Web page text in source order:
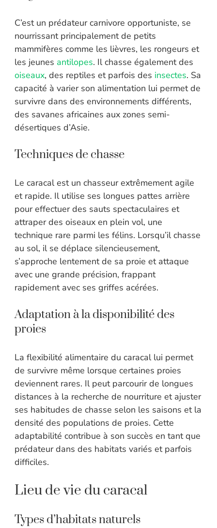
C’est un prédateur carnivore opportuniste, se
nourrissant principalement de petits
mammifères comme les lièvres, les rongeurs et
les jeunes antilopes. Il chasse également des
oiseaux, des reptiles et parfois des insectes. Sa
capacité à varier son alimentation lui permet de
survivre dans des environnements différents,
des savanes africaines aux zones semi-
désertiques d’Asie.
Techniques de chasse
Le caracal est un chasseur extrêmement agile
et rapide. Il utilise ses longues pattes arrière
pour effectuer des sauts spectaculaires et
attraper des oiseaux en plein vol, une
technique rare parmi les félins. Lorsqu’il chasse
au sol, il se déplace silencieusement,
s’approche lentement de sa proie et attaque
avec une grande précision, frappant
rapidement avec ses griffes acérées.
Adaptation à la disponibilité des
proies
La flexibilité alimentaire du caracal lui permet
de survivre même lorsque certaines proies
deviennent rares. Il peut parcourir de longues
distances à la recherche de nourriture et ajuster
ses habitudes de chasse selon les saisons et la
densité des populations de proies. Cette
adaptabilité contribue à son succès en tant que
prédateur dans des habitats variés et parfois
difficiles.
Lieu de vie du caracal
Types d’habitats naturels